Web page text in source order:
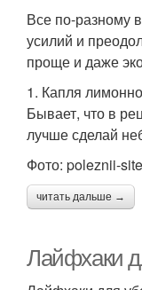
Все по-разному
усилий и
проще и даже
1. Капля
Бывает, что в
лучше сделай
Фото: poleznii-
читать дальше →
Лайфхаки